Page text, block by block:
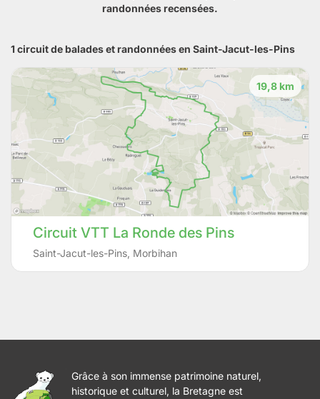
randonnées recensées.
1 circuit de balades et randonnées en Saint-Jacut-les-Pins
19,8 km
Circuit VTT La Ronde des Pins
Saint-Jacut-les-Pins Morbihan
Grâce à son immense patrimoine naturel,
historique et culturel, la Bretagne est